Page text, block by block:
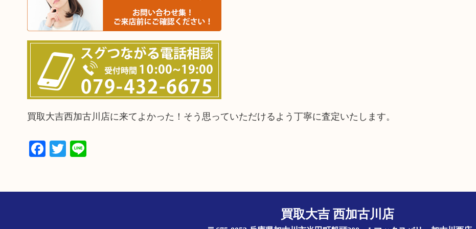
買取大吉西加古川店に来てよかった！そう思っていただけるよう丁寧に査定いたします。
Facebook
Twitter
Line
買取大吉 西加古川店